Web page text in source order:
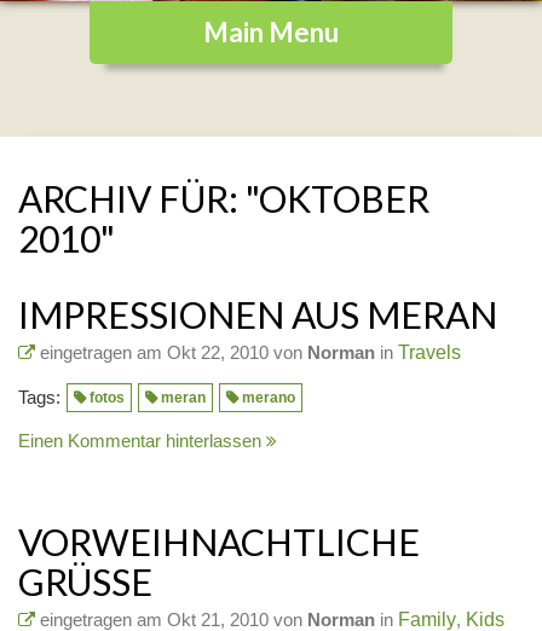
ARCHIV FÜR: "OKTOBER
2010"
IMPRESSIONEN AUS MERAN
eingetragen am Okt 22, 2010 von Norman in Travels
Tags: fotos meran merano
Einen Kommentar hinterlassen
VORWEIHNACHTLICHE
GRÜSSE
eingetragen am Okt 21, 2010 von Norman in Family, Kids